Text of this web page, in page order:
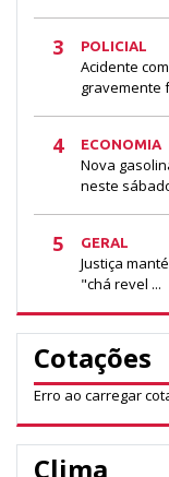
3 POLICIAL
Acidente
gravemente
4 ECONOMIA
Nova
neste
5 GERAL
Justiça
"chá revel ...
Cotações
Erro ao carregar
Clima